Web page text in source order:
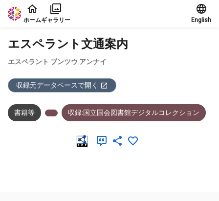
本文に飛ぶ
ホームギャラリー English
エスペラント文通案内
エスペラント ブンツウ アンナイ
収録元データベースで開く
書籍等 収録:国立国会図書館デジタルコレクション